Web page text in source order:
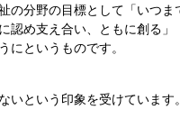
分野の目標として「いつ
認め支え合い、ともに創る
にというものです。
という印象を受けています。